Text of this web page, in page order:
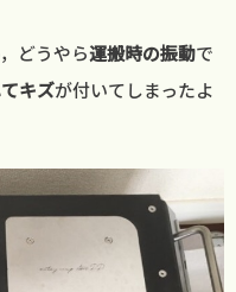
どうやら運搬時の振動で
キズが付いてしまったよ